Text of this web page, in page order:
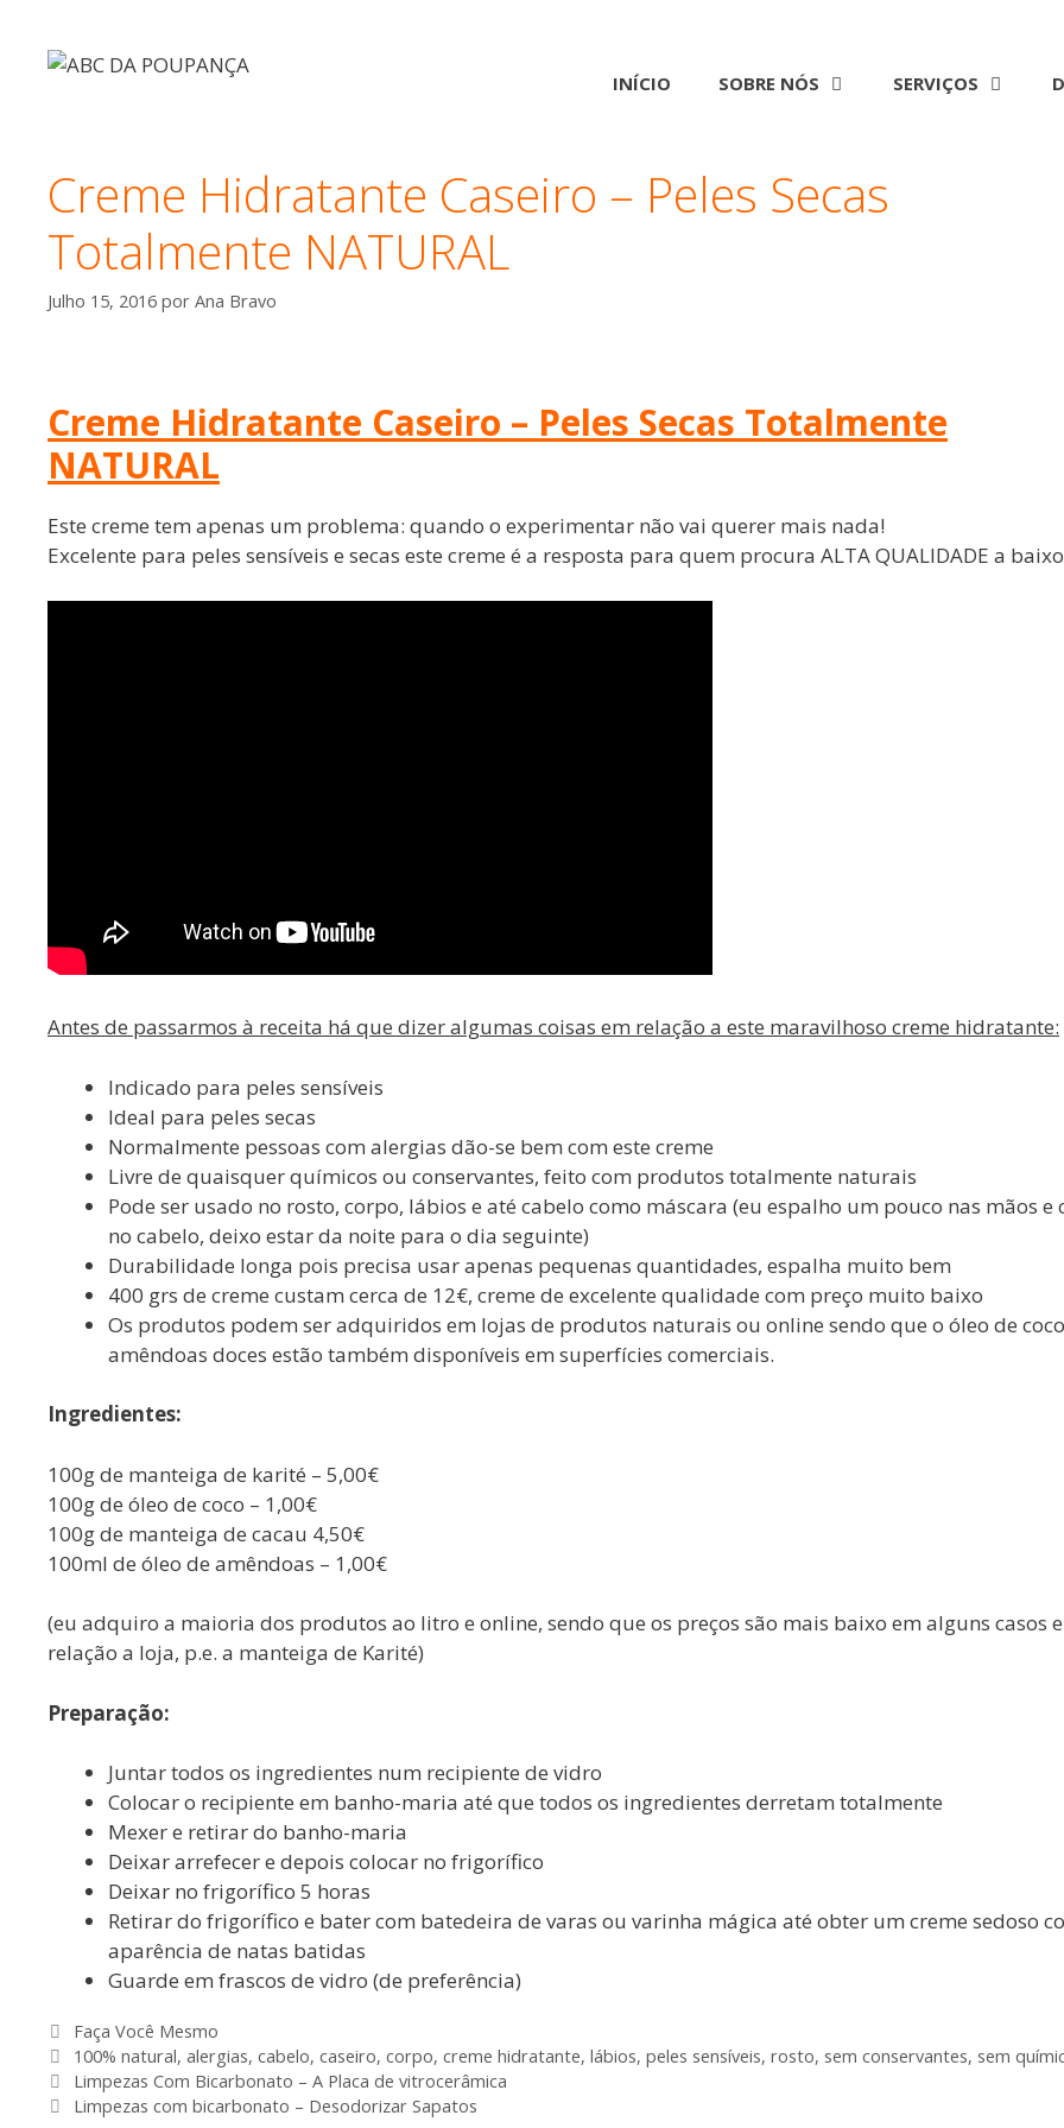
INÍCIO SOBRE NÓS SERVIÇOS
Creme Hidratante Caseiro – Peles Secas
Totalmente NATURAL
Julho 15, 2016 por Ana Bravo
Creme Hidratante Caseiro – Peles Secas Totalmente
NATURAL
Este creme tem apenas um problema: quando o experimentar não vai querer mais nada!
Excelente para peles sensíveis e secas este creme é a resposta para quem procura ALTA QUALIDADE a
Antes de passarmos à receita há que dizer algumas coisas em relação a este maravilhoso creme hidratante:
Indicado para peles sensíveis
Ideal para peles secas
Normalmente pessoas com alergias dão-se bem com este creme
Livre de quaisquer químicos ou conservantes, feito com produtos totalmente naturais
Pode ser usado no rosto, corpo, lábios e até cabelo como máscara (eu espalho um pouco nas mãos e
no cabelo, deixo estar da noite para o dia seguinte)
Durabilidade longa pois precisa usar apenas pequenas quantidades, espalha muito bem
400 grs de creme custam cerca de 12€, creme de excelente qualidade com preço muito baixo
Os produtos podem ser adquiridos em lojas de produtos naturais ou online sendo que o óleo de
amêndoas doces estão também disponíveis em superfícies comerciais.
Ingredientes:
100g de manteiga de karité – 5,00€
100g de óleo de coco – 1,00€
100g de manteiga de cacau 4,50€
100ml de óleo de amêndoas – 1,00€
(eu adquiro a maioria dos produtos ao litro e online, sendo que os preços são mais baixo em alguns casos
relação a loja, p.e. a manteiga de Karité)
Preparação:
Juntar todos os ingredientes num recipiente de vidro
Colocar o recipiente em banho-maria até que todos os ingredientes derretam totalmente
Mexer e retirar do banho-maria
Deixar arrefecer e depois colocar no frigorífico
Deixar no frigorífico 5 horas
Retirar do frigorífico e bater com batedeira de varas ou varinha mágica até obter um creme sedoso
aparência de natas batidas
Guarde em frascos de vidro (de preferência)
Categorias
Faça Você Mesmo
Etiquetas
100% natural, alergias, cabelo, caseiro, corpo, creme hidratante, lábios, peles sensíveis, rosto, sem conservantes, sem
Navegação
de
Limpezas Com Bicarbonato – A Placa de vitrocerâmica
Limpezas com bicarbonato – Desodorizar Sapatos